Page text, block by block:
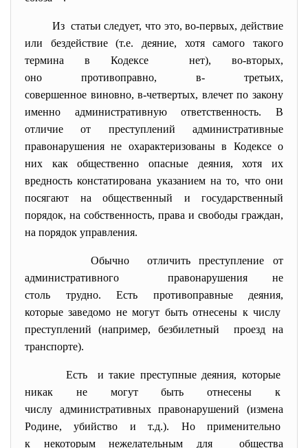
Из статьи следует, что это, во-первых, действие
или бездействие (т.е. деяние, хотя самого такого
термина в Кодексе нет), во-вторых,
оно противоправно, в- третьих,
совершенное виновно, в-четвертых, влечет по закону
именно административную ответственность. В
отличие от преступлений административные
правонарушения не охарактеризованы в Кодексе о
них как общественно опасные деяния, хотя их
вредность констатирована указанием на то, что они
посягают на общественный и государственный
порядок, на собственность, права и свободы граждан,
на порядок управления.
Обычно отличить преступление от
административного правонарушения не
столь трудно. Есть противоправные деяния,
которые заведомо не могут быть отнесены к числу
преступлений (например, безбилетный проезд на
транспорте).
Есть и такие преступные деяния, которые
никак не могут быть отнесены к
числу административных правонарушений (измена
Родине, убийство и т.д.). Но применительно
к некоторым нежелательным для общества